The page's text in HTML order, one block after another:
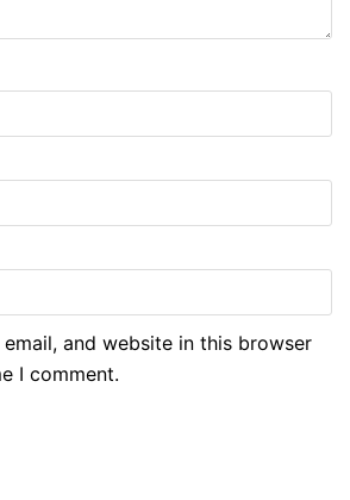
email, and website in this browser
I comment.